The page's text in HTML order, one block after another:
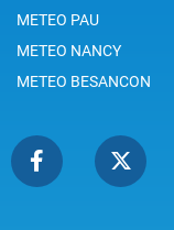
METEO PAU
METEO NANCY
METEO BESANCON